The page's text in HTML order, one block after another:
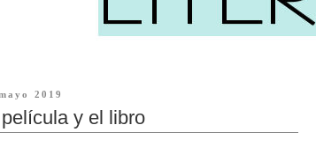
2019
y el libro